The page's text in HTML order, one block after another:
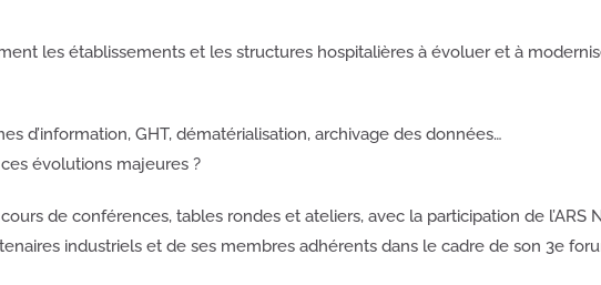
les établissements et les structures hospitalières à évoluer et à
d’information, GHT, dématérialisation, archivage des données…
évolutions majeures ?
de conférences, tables rondes et ateliers, avec la participation de l’ARS
industriels et de ses membres adhérents dans le cadre de son 3e